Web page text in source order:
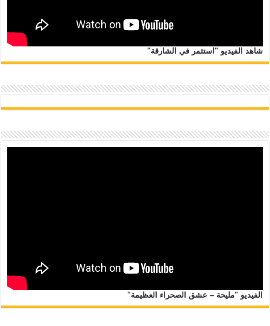
شاهد الفيديو "استثمر في الشارقة"
الفيديو "مليحة – عشق الصحراء العظيمة"